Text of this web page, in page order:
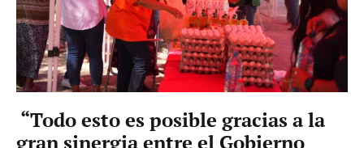
“Todo esto es posible gracias a la
gran sinergia entre el Gobierno